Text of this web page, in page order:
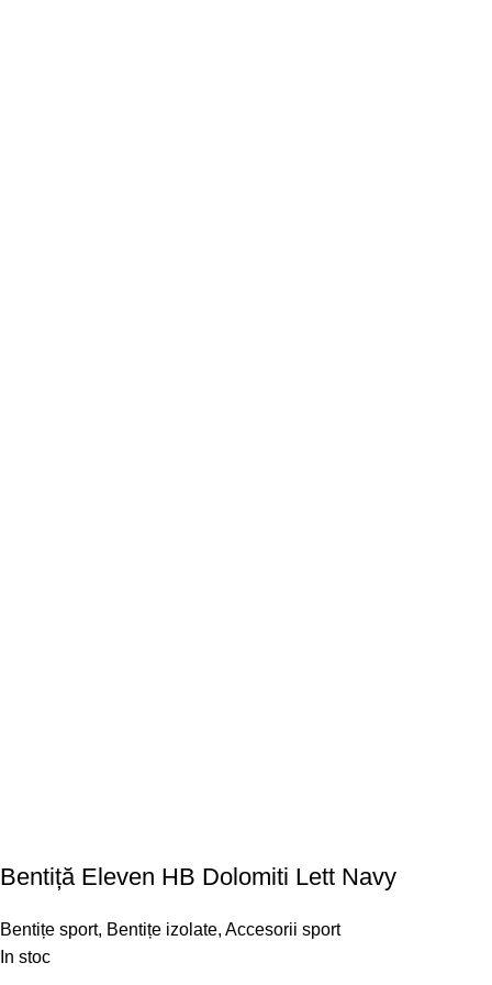
Bentiță Eleven HB Dolomiti Lett Navy
Bentițe sport, Bentițe izolate, Accesorii sport
In stoc